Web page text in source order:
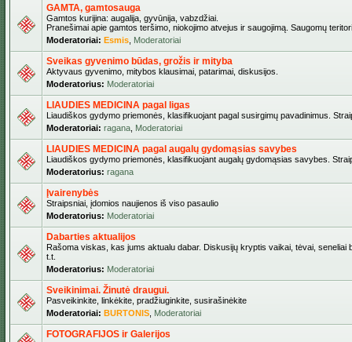
GAMTA, gamtosauga
Gamtos kurijina: augalija, gyvūnija, vabzdžiai.
Pranešimai apie gamtos teršimo, niokojimo atvejus ir saugojimą. Saugomų
Moderatoriai: Esmis Moderatoriai
Sveikas gyvenimo būdas, grožis ir mityba
Aktyvaus gyvenimo, mitybos klausimai, patarimai, diskusijos.
Moderatorius: Moderatoriai
LIAUDIES MEDICINA pagal ligas
Liaudiškos gydymo priemonės, klasifikuojant pagal susirgimų pavadinimus.
Moderatoriai: ragana Moderatoriai
LIAUDIES MEDICINA pagal augalų gydomąsias savybes
Liaudiškos gydymo priemonės, klasifikuojant augalų gydomąsias savybes.
Moderatorius: ragana
Įvairenybės
Straipsniai, įdomios naujienos iš viso pasaulio
Moderatorius: Moderatoriai
Dabarties aktualijos
Rašoma viskas, kas jums aktualu dabar. Diskusijų kryptis vaikai, tėvai, seneliai
t.t.
Moderatorius: Moderatoriai
Sveikinimai. Žinutė draugui.
Pasveikinkite, linkėkite, pradžiuginkite, susirašinėkite
Moderatoriai: BURTONIS Moderatoriai
FOTOGRAFIJOS ir Galerijos